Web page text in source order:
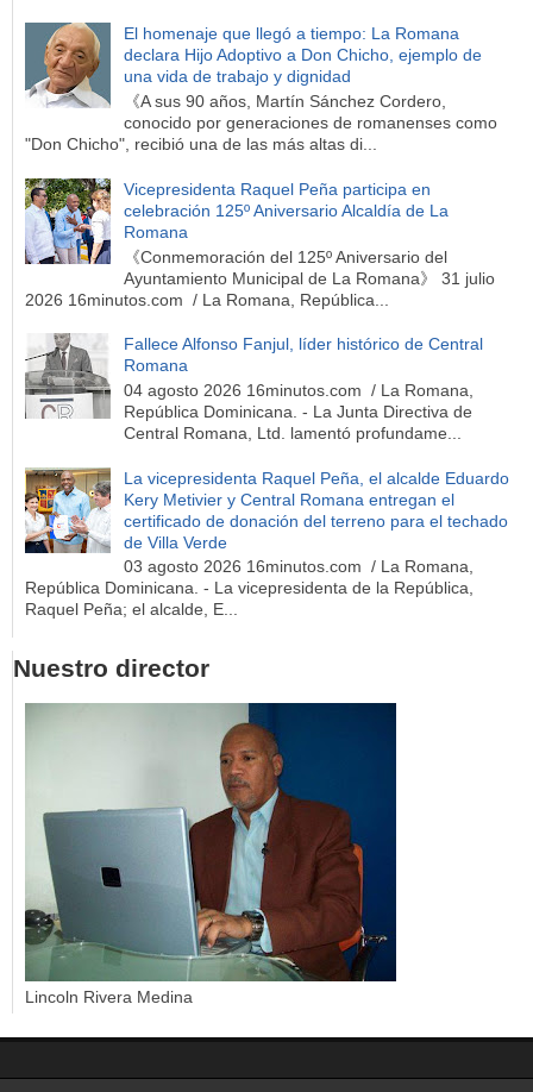
El homenaje que llegó a tiempo: La Romana
declara Hijo Adoptivo a Don Chicho, ejemplo de
una vida de trabajo y dignidad
《A sus 90 años, Martín Sánchez Cordero,
conocido por generaciones de romanenses como
"Don Chicho", recibió una de las más altas di...
Vicepresidenta Raquel Peña participa en
celebración 125º Aniversario Alcaldía de La
Romana
《Conmemoración del 125º Aniversario del
Ayuntamiento Municipal de La Romana》 31 julio
2026 16minutos.com / La Romana, República...
Fallece Alfonso Fanjul, líder histórico de Central
Romana
04 agosto 2026 16minutos.com / La Romana,
República Dominicana. - La Junta Directiva de
Central Romana, Ltd. lamentó profundame...
La vicepresidenta Raquel Peña, el alcalde Eduardo
Kery Metivier y Central Romana entregan el
certificado de donación del terreno para el techado
de Villa Verde
03 agosto 2026 16minutos.com / La Romana,
República Dominicana. - La vicepresidenta de la República,
Raquel Peña; el alcalde, E...
Nuestro director
Lincoln Rivera Medina